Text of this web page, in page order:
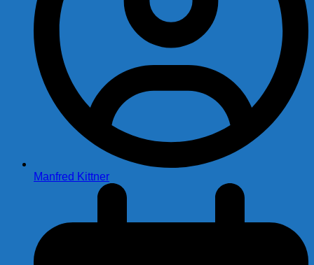
Manfred Kittner